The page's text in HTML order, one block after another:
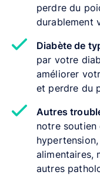
perdre du
durablement
Diabète de
par votre
améliorer
et perdre du
Autres
notre
alimentaires,
autres